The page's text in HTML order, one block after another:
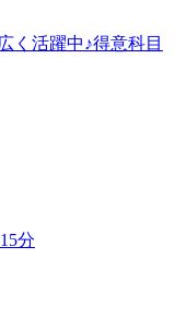
活躍中♪得意科目
分